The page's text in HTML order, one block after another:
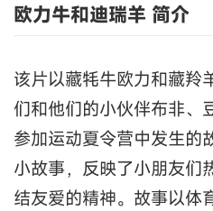
欧力牛和迪瑞羊 简介
该片以藏牦牛欧力和藏羚
们和他们的小伙伴布非、
参加运动夏令营中发生的
小故事，反映了小朋友们
结友爱的精神。故事以体